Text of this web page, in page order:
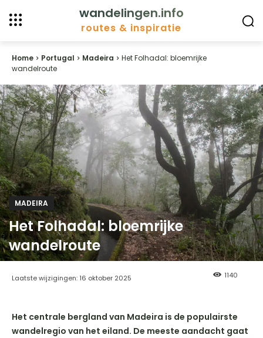
wandelingen.info
routes & inspiratie
Home Portugal Madeira
Het Folhadal: bloemrijke
wandelroute
MADEIRA
Het Folhadal: bloemrijke
wandelroute
Laatste wijzigingen: 16 oktober 2025 1140
Het centrale bergland van Madeira is de populairste
wandelregio van het eiland. De meeste aandacht gaat